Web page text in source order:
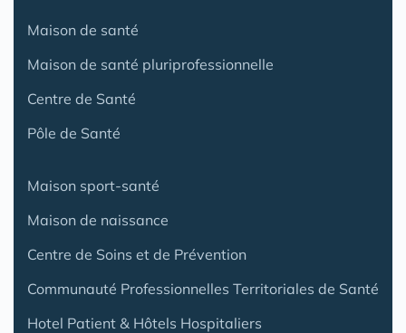
Maison de santé
Maison de santé pluriprofessionnelle
Centre de Santé
Pôle de Santé
Maison sport-santé
Maison de naissance
Centre de Soins et de Prévention
Communauté Professionnelles Territoriales de Santé
Hotel Patient & Hôtels Hospitaliers